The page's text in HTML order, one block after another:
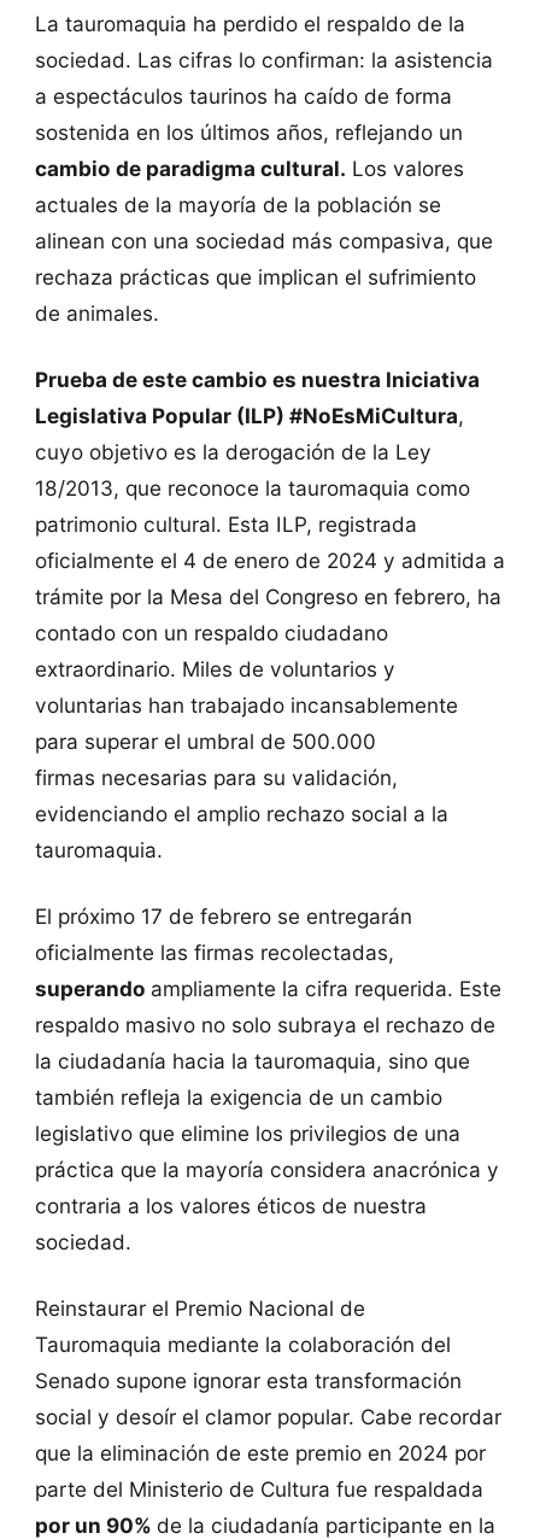
La tauromaquia ha perdido el respaldo de la
sociedad. Las cifras lo confirman: la asistencia
a espectáculos taurinos ha caído de forma
sostenida en los últimos años, reflejando un
cambio de paradigma cultural. Los valores
actuales de la mayoría de la población se
alinean con una sociedad más compasiva, que
rechaza prácticas que implican el sufrimiento
de animales.
Prueba de este cambio es nuestra Iniciativa
Legislativa Popular (ILP) #NoEsMiCultura,
cuyo objetivo es la derogación de la Ley
18/2013, que reconoce la tauromaquia como
patrimonio cultural. Esta ILP, registrada
oficialmente el 4 de enero de 2024 y admitida a
trámite por la Mesa del Congreso en febrero, ha
contado con un respaldo ciudadano
extraordinario. Miles de voluntarios y
voluntarias han trabajado incansablemente
para superar el umbral de 500.000
firmas necesarias para su validación,
evidenciando el amplio rechazo social a la
tauromaquia.
El próximo 17 de febrero se entregarán
oficialmente las firmas recolectadas,
superando ampliamente la cifra requerida. Este
respaldo masivo no solo subraya el rechazo de
la ciudadanía hacia la tauromaquia, sino que
también refleja la exigencia de un cambio
legislativo que elimine los privilegios de una
práctica que la mayoría considera anacrónica y
contraria a los valores éticos de nuestra
sociedad.
Reinstaurar el Premio Nacional de
Tauromaquia mediante la colaboración del
Senado supone ignorar esta transformación
social y desoír el clamor popular. Cabe recordar
que la eliminación de este premio en 2024 por
parte del Ministerio de Cultura fue respaldada
por un 90% de la ciudadanía participante en la